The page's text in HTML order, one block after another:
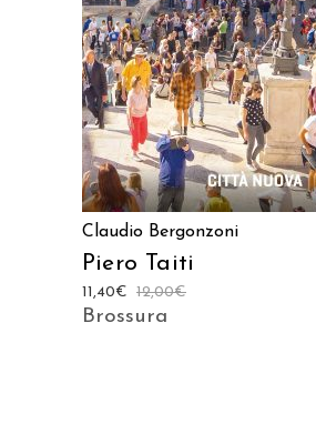
Claudio Bergonzoni
Piero Taiti
12,00€
11,40€
Brossura